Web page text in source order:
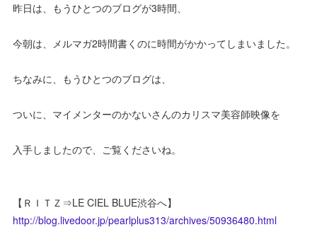
昨日は、もうひとつのブログが3時間、
今朝は、メルマガ2時間書くのに時間がかかってしまいました。
ちなみに、もうひとつのブログは、
ついに、マイメンターのかないさんのカリスマ美容師映像を
入手しましたので、ご覧くださいね。
【ＲＩＴＺ⇒LE CIEL BLUE渋谷へ】
http://blog.livedoor.jp/pearlplus313/archives/50936480.html